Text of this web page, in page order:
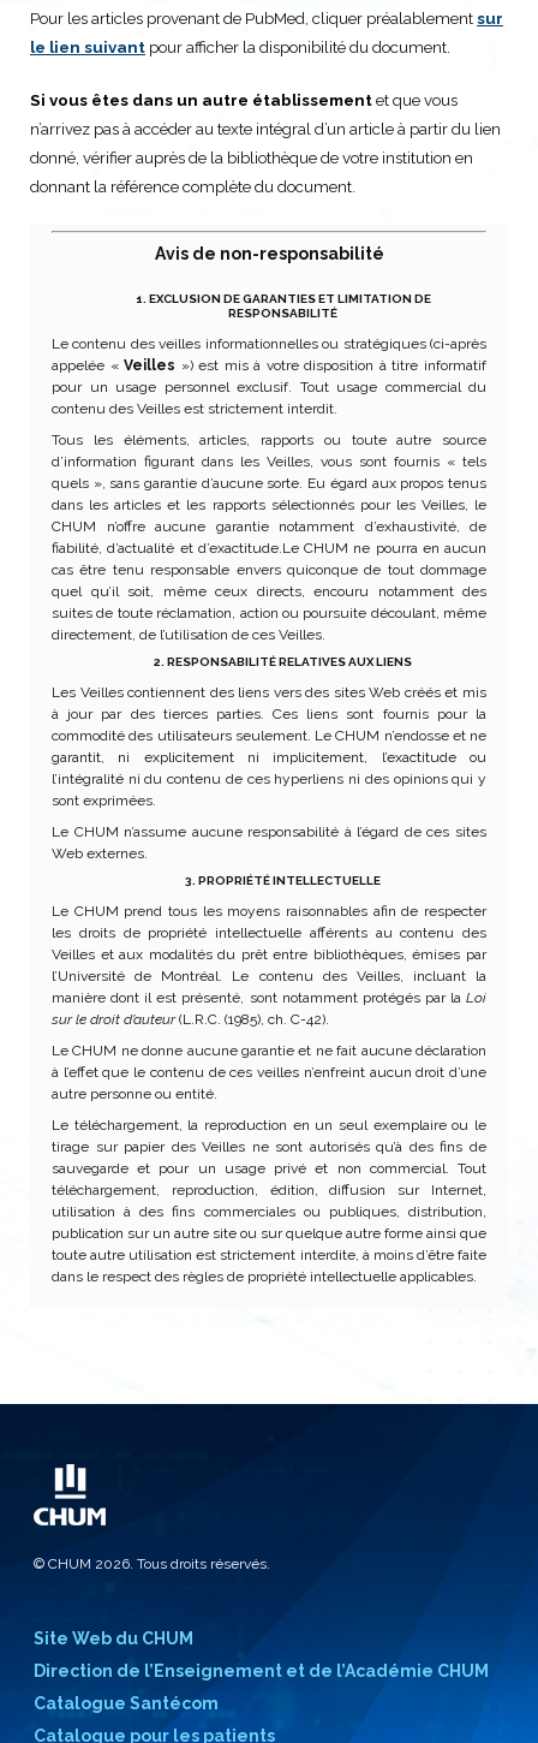
Pour les articles provenant de PubMed, cliquer préalablementsur
le lien suivant pour afficher la disponibilité du document.
Si vous êtes dans un autre établissementet que vous
n’arrivez pas à accéder au texte intégral d’un article à partir du lien
donné, vérifier auprès de la bibliothèque de votre institution en
donnant la référence complète du document.
Avis de non-responsabilité
1. EXCLUSION DE GARANTIES ET LIMITATION DE
RESPONSABILITÉ
Le contenu des veilles informationnelles ou stratégiques (ci-après
appelée «Veilles ») est mis à votre disposition à titre informatif
pour un usage personnel exclusif. Tout usage commercial du
contenu des Veilles est strictement interdit.
Tous les éléments, articles, rapports ou toute autre source
d’information figurant dans les Veilles, vous sont fournis « tels
quels », sans garantie d’aucune sorte. Eu égard aux propos tenus
dans les articles et les rapports sélectionnés pour les Veilles, le
CHUM n’offre aucune garantie notamment d’exhaustivité, de
fiabilité, d’actualité et d’exactitude.Le CHUM ne pourra en aucun
cas être tenu responsable envers quiconque de tout dommage
quel qu’il soit, même ceux directs, encouru notamment des
suites de toute réclamation, action ou poursuite découlant, même
directement, de l’utilisation de ces Veilles.
2. RESPONSABILITÉ RELATIVES AUX LIENS
Les Veilles contiennent des liens vers des sites Web créés et mis
à jour par des tierces parties. Ces liens sont fournis pour la
commodité des utilisateurs seulement. Le CHUM n’endosse et ne
garantit, ni explicitement ni implicitement, l’exactitude ou
l’intégralité ni du contenu de ces hyperliens ni des opinions qui y
sont exprimées.
Le CHUM n’assume aucune responsabilité à l’égard de ces sites
Web externes.
3. PROPRIÉTÉ INTELLECTUELLE
Le CHUM prend tous les moyens raisonnables afin de respecter
les droits de propriété intellectuelle afférents au contenu des
Veilles et aux modalités du prêt entre bibliothèques, émises par
l’Université de Montréal. Le contenu des Veilles, incluant la
manière dont il est présenté, sont notamment protégés par la Loi
sur le droit d’auteur(L.R.C. (1985), ch. C-42).
Le CHUM ne donne aucune garantie et ne fait aucune déclaration
à l’effet que le contenu de ces veilles n’enfreint aucun droit d’une
autre personne ou entité.
Le téléchargement, la reproduction en un seul exemplaire ou le
tirage sur papier des Veilles ne sont autorisés qu’à des fins de
sauvegarde et pour un usage privé et non commercial. Tout
téléchargement, reproduction, édition, diffusion sur Internet,
utilisation à des fins commerciales ou publiques, distribution,
publication sur un autre site ou sur quelque autre forme ainsi que
toute autre utilisation est strictement interdite, à moins d’être faite
dans le respect des règles de propriété intellectuelle applicables.
© CHUM 2026. Tous droits réservés.
Site Web du CHUM
Direction de l’Enseignement et de l’Académie CHUM
Catalogue Santécom
Catalogue pour les patients